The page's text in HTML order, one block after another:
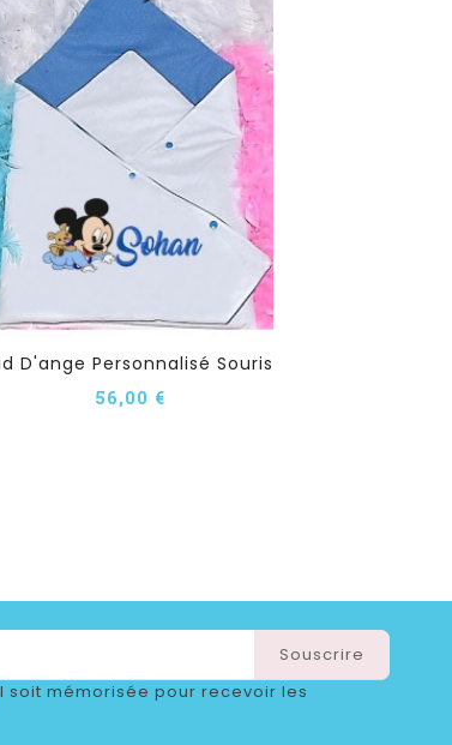
D'ange Personnalisé Souris
56,00 €
mémorisée pour recevoir les